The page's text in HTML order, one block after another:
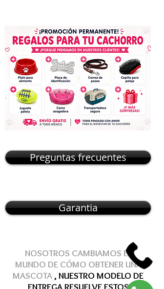
Preguntas frecuentes
Garantia
NOSOTROS CAMBIAMOS EL
MUNDO DE CÓMO OBTENERUNA
MASCOTA , NUESTRO MODELO DE